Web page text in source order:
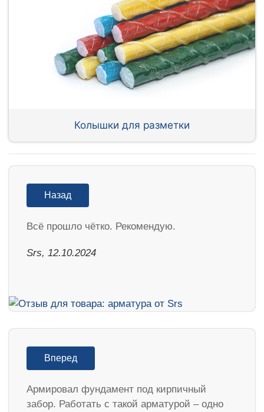
Колышки для разметки
Назад
Всё прошло чётко. Рекомендую.
Srs, 12.10.2024
Вперед
Армировал фундамент под кирпичный
забор. Работать с такой арматурой – одно